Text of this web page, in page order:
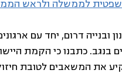
לממשלה ולראש
ובנייה דרום, יחד עם
בנגב. כתבנו כי הקמת
את המשאבים לטובת